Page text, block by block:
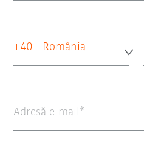
+40 - România
Adresă e-mail